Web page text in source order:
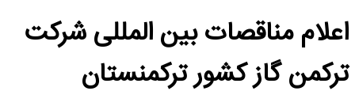
اعلام مناقصات بین المللی شرکت
ترکمن گاز کشور ترکمنستان